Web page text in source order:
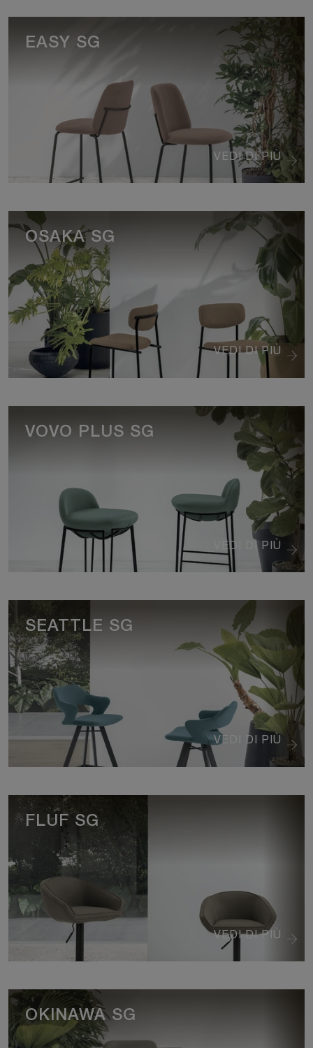
VEDI DI PIÙ
EASY SG
VEDI DI PIÙ
OSAKA SG
VEDI DI PIÙ
VOVO PLUS SG
VEDI DI PIÙ
SEATTLE SG
VEDI DI PIÙ
FLUF SG
OKINAWA SG